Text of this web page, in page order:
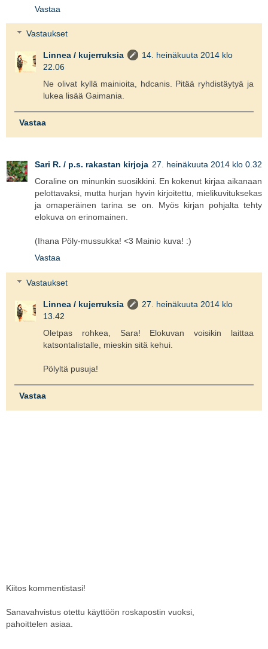
Vastaa
Vastaukset
Linnea / kujerruksia
14. heinäkuuta 2014 klo
22.06
Ne olivat kyllä mainioita, hdcanis. Pitää ryhdistäytyä ja
lukea lisää Gaimania.
Vastaa
Sari R. / p.s. rakastan kirjoja 27. heinäkuuta 2014 klo 0.32
Coraline on minunkin suosikkini. En kokenut kirjaa aikanaan
pelottavaksi, mutta hurjan hyvin kirjoitettu, mielikuvituksekas
ja omaperäinen tarina se on. Myös kirjan pohjalta tehty
elokuva on erinomainen.
(Ihana Pöly-mussukka! <3 Mainio kuva! :)
Vastaa
Vastaukset
Linnea / kujerruksia
27. heinäkuuta 2014 klo
13.42
Oletpas rohkea, Sara! Elokuvan voisikin laittaa
katsontalistalle, mieskin sitä kehui.
Pölyltä pusuja!
Vastaa
Kiitos kommentistasi!
Sanavahvistus otettu käyttöön roskapostin vuoksi,
pahoittelen asiaa.